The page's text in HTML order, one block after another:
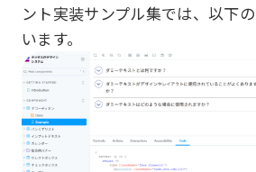
ント実装サンプル集では、以下
います。